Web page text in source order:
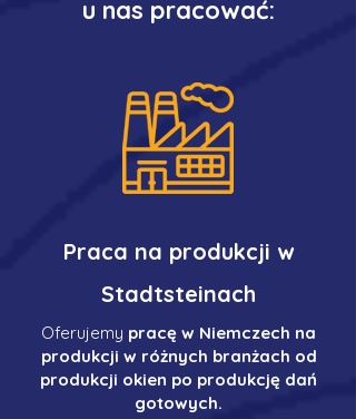
u nas pracować:
Praca na produkcji w
Stadtsteinach
Oferujemy pracę w Niemczech na
produkcji w różnych branżach od
produkcji okien po produkcję dań
gotowych.